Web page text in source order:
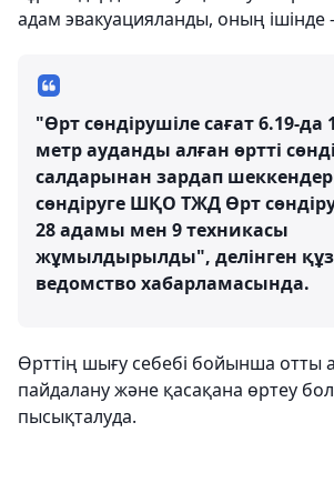
адам эвакуацияланды, оның ішінде
"Өрт сөндірушіле сағат 6.19-
метр ауданды алған өртті
салдарынан зардап
сөндіруге ШҚО ТЖД Өрт
28 адамы мен 9 техникасы
жұмылдырылды", делінген
ведомство хабарламасында.
Өрттің шығу себебі бойынша отты
пайдалану және қасақана өртеу
пысықталуда.